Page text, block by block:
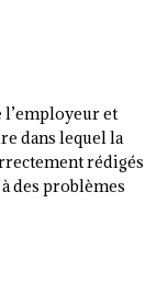
et
dans lequel la
rédigés
des problèmes